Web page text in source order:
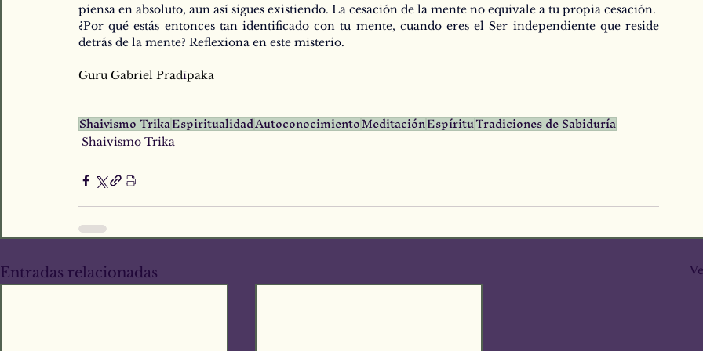
piensa en absoluto, aun así sigues existiendo. La cesación de la mente no equivale a tu propia cesación.
¿Por qué estás entonces tan identificado con tu mente, cuando eres el Ser independiente que reside
detrás de la mente? Reflexiona en este misterio.
Guru Gabriel Pradīpaka
Shaivismo TrikaEspiritualidadAutoconocimientoMeditaciónEspírituTradiciones de Sabiduría
Shaivismo Trika
Entradas relacionadas